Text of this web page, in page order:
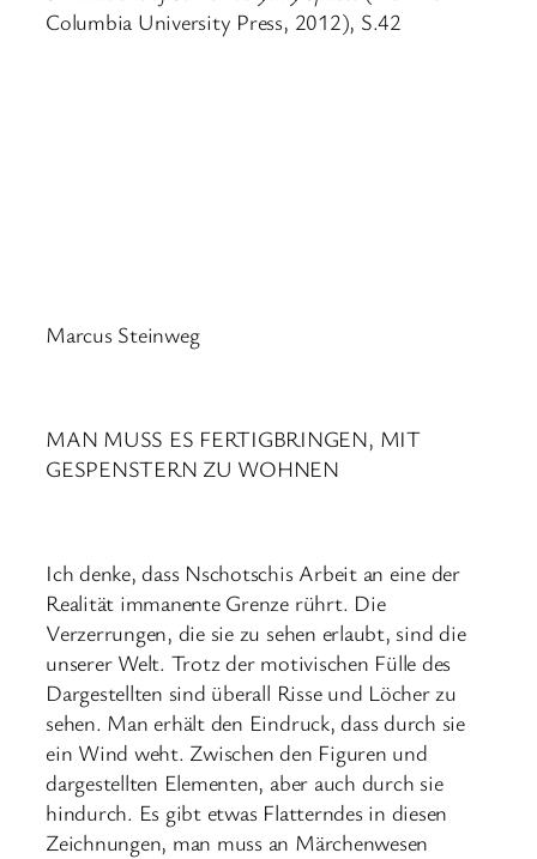
Columbia University Press, 2012), S.42
Marcus Steinweg
MAN MUSS ES FERTIGBRINGEN, MIT
GESPENSTERN ZU WOHNEN
Ich denke, dass Nschotschis Arbeit an eine der
Realität immanente Grenze rührt. Die
Verzerrungen, die sie zu sehen erlaubt, sind die
unserer Welt. Trotz der motivischen Fülle des
Dargestellten sind überall Risse und Löcher zu
sehen. Man erhält den Eindruck, dass durch sie
ein Wind weht. Zwischen den Figuren und
dargestellten Elementen, aber auch durch sie
hindurch. Es gibt etwas Flatterndes in diesen
Zeichnungen, man muss an Märchenwesen